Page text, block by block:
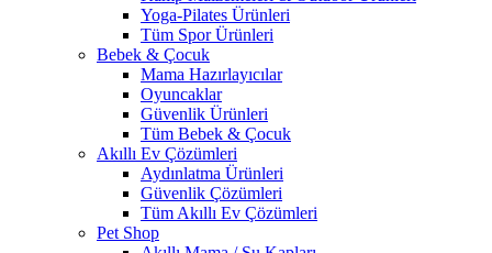
Yoga-Pilates Ürünleri
Tüm Spor Ürünleri
Bebek & Çocuk
Mama Hazırlayıcılar
Oyuncaklar
Güvenlik Ürünleri
Tüm Bebek & Çocuk
Akıllı Ev Çözümleri
Aydınlatma Ürünleri
Güvenlik Çözümleri
Tüm Akıllı Ev Çözümleri
Pet Shop